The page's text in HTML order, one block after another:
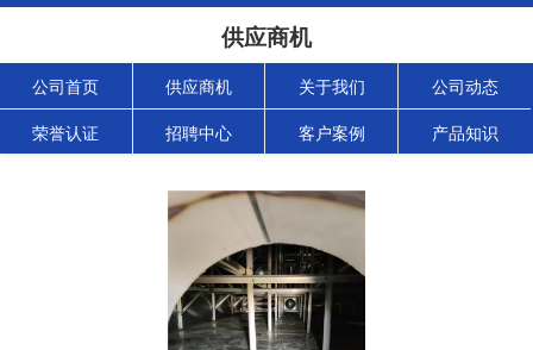
供应商机
公司首页 供应商机 关于我们 公司动态
荣誉认证 招聘中心 客户案例 产品知识